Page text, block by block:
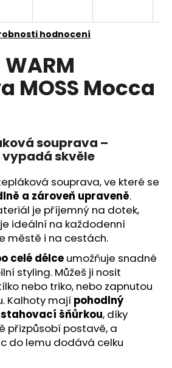
hodnocení
MOSS Mocca
souprava –
skvěle
souprava, ve které se
a zároveň upraveně.
je příjemný na dotek,
ideální na každodenní
městě i na cestách.
celé délce umožňuje snadné
styling. Můžeš ji nosit
nebo triko, nebo zapnutou
Kalhoty mají pohodlný
šňůrkou, díky
přizpůsobí postavě, a
do lemu dodává celku
HLEDAT